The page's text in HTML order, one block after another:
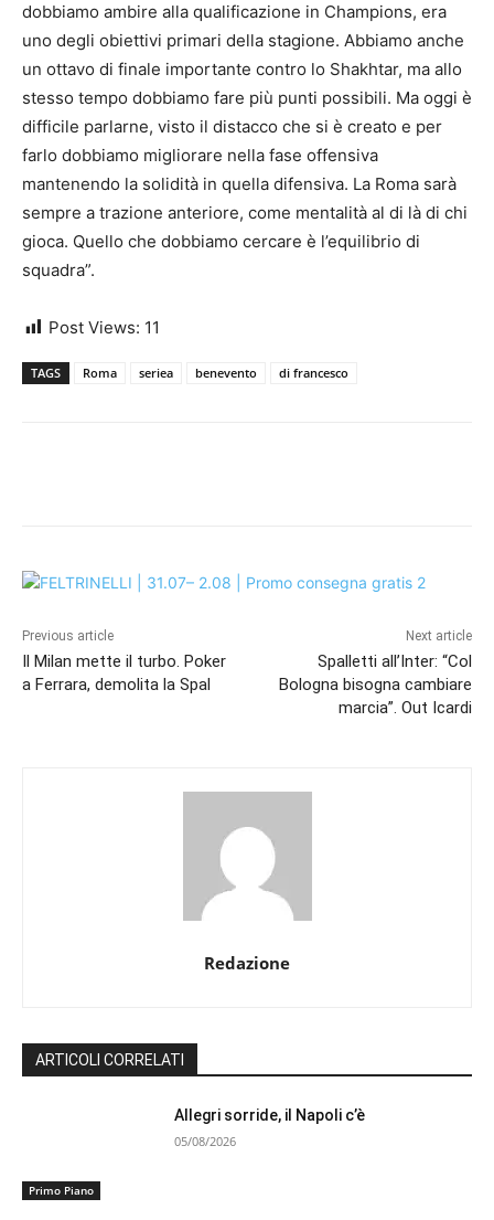
dobbiamo ambire alla qualificazione in Champions, era
uno degli obiettivi primari della stagione. Abbiamo anche
un ottavo di finale importante contro lo Shakhtar, ma allo
stesso tempo dobbiamo fare più punti possibili. Ma oggi è
difficile parlarne, visto il distacco che si è creato e per
farlo dobbiamo migliorare nella fase offensiva
mantenendo la solidità in quella difensiva. La Roma sarà
sempre a trazione anteriore, come mentalità al di là di chi
gioca. Quello che dobbiamo cercare è l’equilibrio di
squadra”.
Post Views: 11
TAGS Roma seriea benevento di francesco
Previous article
Il Milan mette il turbo. Poker
a Ferrara, demolita la Spal
Next article
Spalletti all’Inter: “Col
Bologna bisogna cambiare
marcia”. Out Icardi
Redazione
ARTICOLI CORRELATI
Primo Piano
Allegri sorride, il Napoli c’è
05/08/2026